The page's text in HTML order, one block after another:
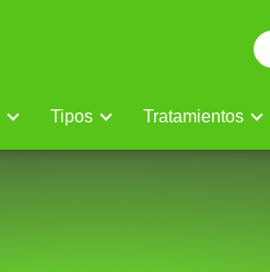
Tipos Tratamientos